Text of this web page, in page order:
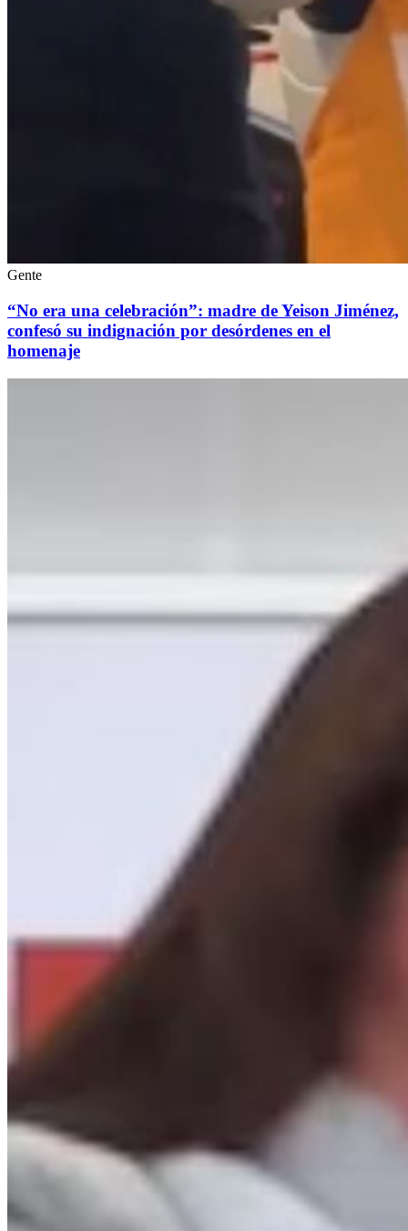
Gente
“No era una celebración”: madre de Yeison Jiménez,
confesó su indignación por desórdenes en el
homenaje